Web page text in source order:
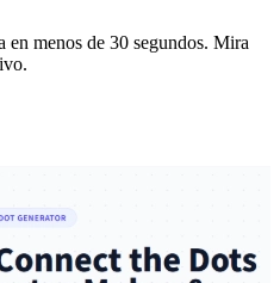
en menos de 30 segundos. Mira